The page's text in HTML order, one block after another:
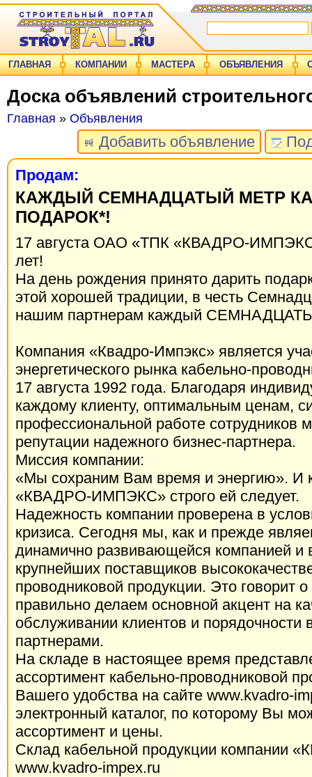
ГЛАВНАЯ КОМПАНИИ МАСТЕРА ОБЪЯВЛЕНИЯ
Доска объявлений
Главная » Объявления
Добавить объявление
Продам:
КАЖДЫЙ СЕМНАДЦАТЫЙ МЕТР
ПОДАРОК*!
17 августа ОАО «ТПК «КВАДРО-
лет!
На день рождения принято дарить
этой хорошей традиции, в честь
нашим партнерам каждый
Компания «Квадро-Импэкс» является
энергетического рынка кабельно-
17 августа 1992 года. Благодаря
каждому клиенту, оптимальным ценам,
профессиональной работе сотрудников
репутации надежного бизнес-партнера.
Миссия компании:
«Мы сохраним Вам время и энергию». И
«КВАДРО-ИМПЭКС» строго ей следует.
Надежность компании проверена в
кризиса. Сегодня мы, как и прежде
динамично развивающейся компанией и
крупнейших поставщиков
проводниковой продукции. Это говорит
правильно делаем основной акцент на
обслуживании клиентов и порядочности
партнерами.
На складе в настоящее время
ассортимент кабельно-проводниковой
Вашего удобства на сайте www.kvadro-
электронный каталог, по которому Вы
ассортимент и цены.
Склад кабельной продукции
www.kvadro-impex.ru